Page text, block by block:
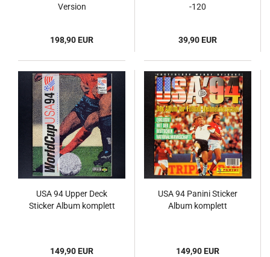
Version
198,90 EUR
-120
39,90 EUR
USA 94 Upper Deck
Sticker Album komplett
149,90 EUR
USA 94 Panini Sticker
Album komplett
149,90 EUR